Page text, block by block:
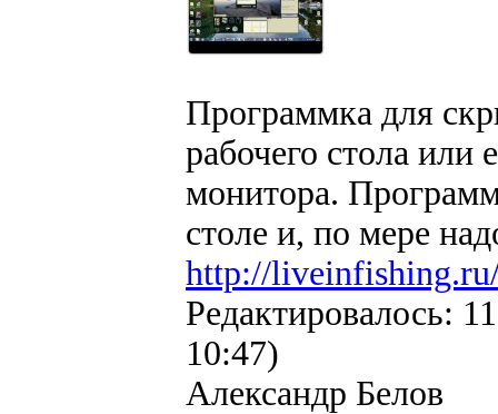
Программка для
рабочего стола или
монитора.
столе и, по мере
http://
Редактировалось:
10:47)
Александр Белов